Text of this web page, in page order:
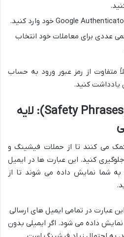
یک رمز عبور 6 رقمی عددی برای معاملات خود انتخاب
متفاوت از رمز عبور ورود به حساب
یادداشت کنید.
عبارت های امنیتی (Safety Phrases): لایه
می کنند تا از حملات فیشینگ و
کنید. این عبارت ها در ایمیل
شما نمایش داده می شوند تا از
این عبارت در تمامی ایمیل های ارسالی
داده می شود. اگر ایمیلی بدون